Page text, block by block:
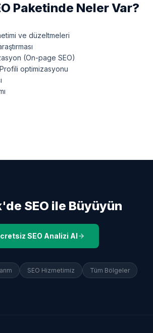
Paketinde Neler Var?
ve düzeltmeleri
(On-page SEO)
optimizasyonu
'de SEO ile Büyüyün
SEO Analizi Al
SEO Hizmetimiz Tüm Bölgeler